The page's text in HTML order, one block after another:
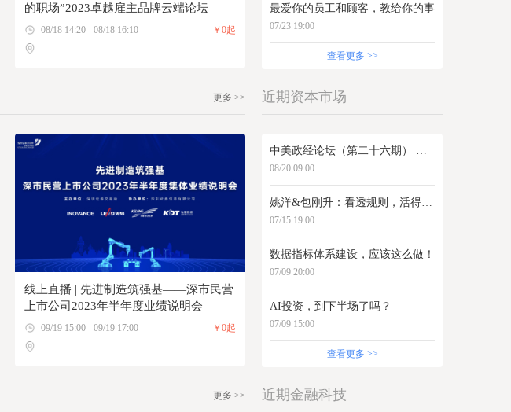
的职场”2023卓越雇主品牌云端论坛
08/18 14:20 - 08/18 16:10 ￥0起
最爱你的员工和顾客，教给你的事
07/23 19:00
查看更多 >>
更多 >>
线上直播 | 先进制造筑强基——深市民营
上市公司2023年半年度业绩说明会
09/19 15:00 - 09/19 17:00 ￥0起
近期资本市场
中美政经论坛（第二十六期） 《美国国家创新体系解构：历史演进、制度设计与现实挑战》
08/20 09:00
姚洋&包刚升：看透规则，活得明白
07/15 19:00
数据指标体系建设，应该这么做！
07/09 20:00
AI投资，到下半场了吗？
07/09 15:00
查看更多 >>
更多 >> 近期金融科技